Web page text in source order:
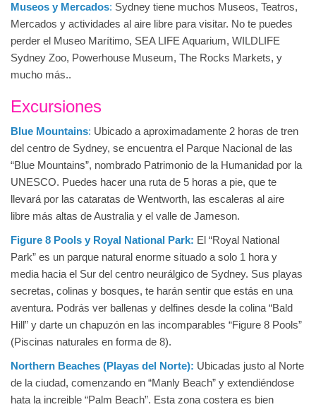
Museos y Mercados: Sydney tiene muchos Museos, Teatros,
Mercados y actividades al aire libre para visitar. No te puedes
perder el Museo Marítimo, SEA LIFE Aquarium, WILDLIFE
Sydney Zoo, Powerhouse Museum, The Rocks Markets, y
mucho más..
Excursiones
Blue Mountains: Ubicado a aproximadamente 2 horas de tren
del centro de Sydney, se encuentra el Parque Nacional de las
“Blue Mountains”, nombrado Patrimonio de la Humanidad por la
UNESCO. Puedes hacer una ruta de 5 horas a pie, que te
llevará por las cataratas de Wentworth, las escaleras al aire
libre más altas de Australia y el valle de Jameson.
Figure 8 Pools y Royal National Park: El “Royal National
Park” es un parque natural enorme situado a solo 1 hora y
media hacia el Sur del centro neurálgico de Sydney. Sus playas
secretas, colinas y bosques, te harán sentir que estás en una
aventura. Podrás ver ballenas y delfines desde la colina “Bald
Hill” y darte un chapuzón en las incomparables “Figure 8 Pools”
(Piscinas naturales en forma de 8).
Northern Beaches (Playas del Norte): Ubicadas justo al Norte
de la ciudad, comenzando en “Manly Beach” y extendiéndose
hata la increible “Palm Beach”. Esta zona costera es bien